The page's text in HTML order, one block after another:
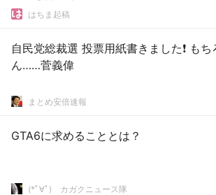
はちま起稿
自民党総裁選 投票用紙書きました❗️ もちろ
ん……菅義偉
まとめ安倍速報
GTA6に求めることとは？
(*ﾟ∀ﾟ)ゞカガクニュース隊